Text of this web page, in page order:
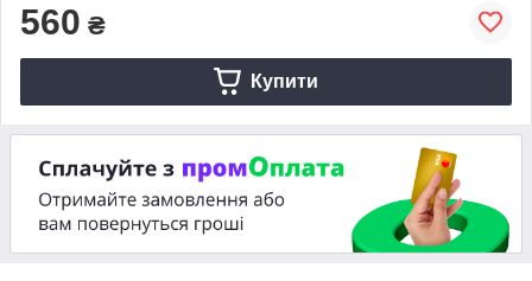
560 ₴
Купити